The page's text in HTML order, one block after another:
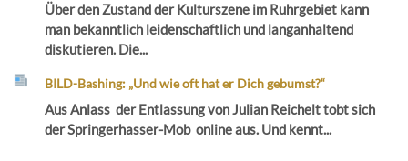
Über den Zustand der Kulturszene im Ruhrgebiet kann
man bekanntlich leidenschaftlich und langanhaltend
diskutieren. Die...
BILD-Bashing: „Und wie oft hat er Dich gebumst?“
Aus Anlass der Entlassung von Julian Reichelt tobt sich
der Springerhasser-Mob online aus. Und kennt...